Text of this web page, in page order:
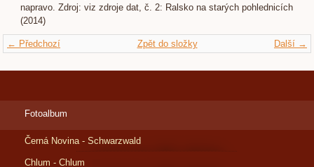
napravo. Zdroj: viz zdroje dat, č. 2: Ralsko na starých pohlednicích
(2014)
← Předchozí Další →
Zpět do složky
Fotoalbum
Černá Novina - Schwarzwald
Chlum - Chlum